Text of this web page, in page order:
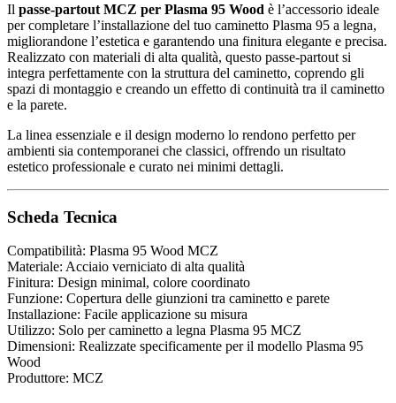
Il passe-partout MCZ per Plasma 95 Wood è l’accessorio ideale
per completare l’installazione del tuo caminetto Plasma 95 a legna,
migliorandone l’estetica e garantendo una finitura elegante e precisa.
Realizzato con materiali di alta qualità, questo passe-partout si
integra perfettamente con la struttura del caminetto, coprendo gli
spazi di montaggio e creando un effetto di continuità tra il caminetto
e la parete.
La linea essenziale e il design moderno lo rendono perfetto per
ambienti sia contemporanei che classici, offrendo un risultato
estetico professionale e curato nei minimi dettagli.
Scheda Tecnica
Compatibilità: Plasma 95 Wood MCZ
Materiale: Acciaio verniciato di alta qualità
Finitura: Design minimal, colore coordinato
Funzione: Copertura delle giunzioni tra caminetto e parete
Installazione: Facile applicazione su misura
Utilizzo: Solo per caminetto a legna Plasma 95 MCZ
Dimensioni: Realizzate specificamente per il modello Plasma 95
Wood
Produttore: MCZ